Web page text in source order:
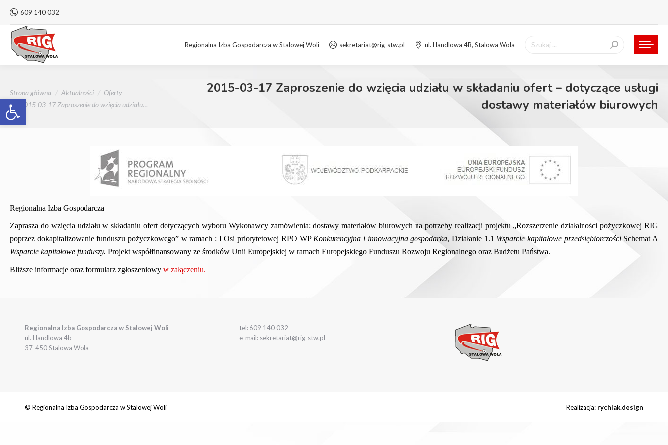
Otwórz pasek narzędzi
609 140 032
Regionalna Izba Gospodarcza w Stalowej Woli sekretariat@rig-stw.pl ul. Handlowa 4B, Stalowa Wola Szukaj:
Jesteś tutaj:
Strona główna Aktualności
Oferty
2015-03-17 Zaproszenie do wzięcia udziału…
2015-03-17 Zaproszenie do wzięcia udziału w składaniu ofert – dotyczące usługi
dostawy materiałów biurowych
Regionalna Izba Gospodarcza
Zaprasza do wzięcia udziału w składaniu ofert dotyczących wyboru Wykonawcy zamówienia:dostawy materiałów biurowych na potrzeby realizacji projektu „Rozszerzenie działalności pożyczkowej RIG
poprzez dokapitalizowanie funduszu pożyczkowego” w ramach : I Osi priorytetowej RPO WP Konkurencyjna i innowacyjna gospodarka, Działanie 1.1 Wsparcie kapitałowe przedsiębiorczościSchemat A
Wsparcie kapitałowe funduszy. Projekt współfinansowany ze środków Unii Europejskiej w ramach Europejskiego Funduszu Rozwoju Regionalnego oraz Budżetu Państwa.
Bliższe informacje oraz formularz zgłoszeniowy w załączeniu.
Regionalna Izba Gospodarcza w Stalowej Woli
ul. Handlowa 4b
37-450 Stalowa Wola
tel: 609 140 032
e-mail: sekretariat@rig-stw.pl
© Regionalna Izba Gospodarcza w Stalowej Woli Realizacja: rychlak.design